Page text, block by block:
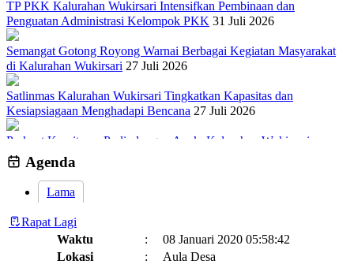
TP PKK Kalurahan Wukirsari Intensifkan Pembinaan dan
Penguatan Administrasi Kelompok PKK 31 Juli 2026
Semangat Gotong Royong Warnai Berbagai Kegiatan Masyarakat
di Kalurahan Wukirsari 27 Juli 2026
Satlinmas Kalurahan Wukirsari Tingkatkan Kapasitas dan
Kesiapsiagaan Menghadapi Bencana 27 Juli 2026
Perkuat Komitmen Perlindungan Anak, Kalurahan Wukirsari
Menggelar Sosialisasi dan Outbond Desa Ramah Anak
Agenda
Lama
Rapat Lagi
Waktu
:
08 Januari 2020 05:58:42
Lokasi
:
Aula Desa